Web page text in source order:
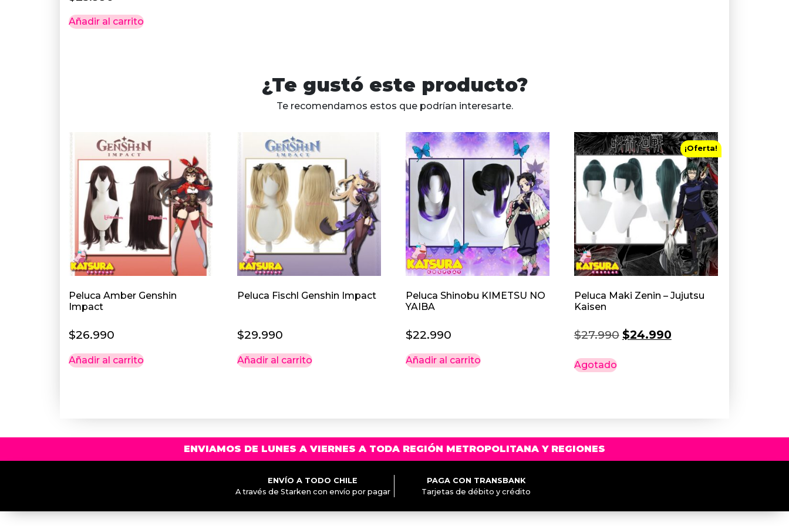
Añadir al carrito
¿Te gustó este producto?
Te recomendamos estos que podrían interesarte.
Peluca Amber Genshin
Impact
$26.990
Añadir al carrito
Peluca Fischl Genshin Impact
$29.990
Añadir al carrito
Peluca Shinobu KIMETSU NO
YAIBA
$22.990
Añadir al carrito
¡Oferta!
Peluca Maki Zenin – Jujutsu
Kaisen
$27.990 El
$24.990El
Agotado
ENVIAMOS DE LUNES A VIERNES A TODA REGIÓN METROPOLITANA Y REGIONES
ENVÍO A TODO CHILE
A través de Starken con envío por pagar
PAGA CON TRANSBANK
Tarjetas de débito y crédito